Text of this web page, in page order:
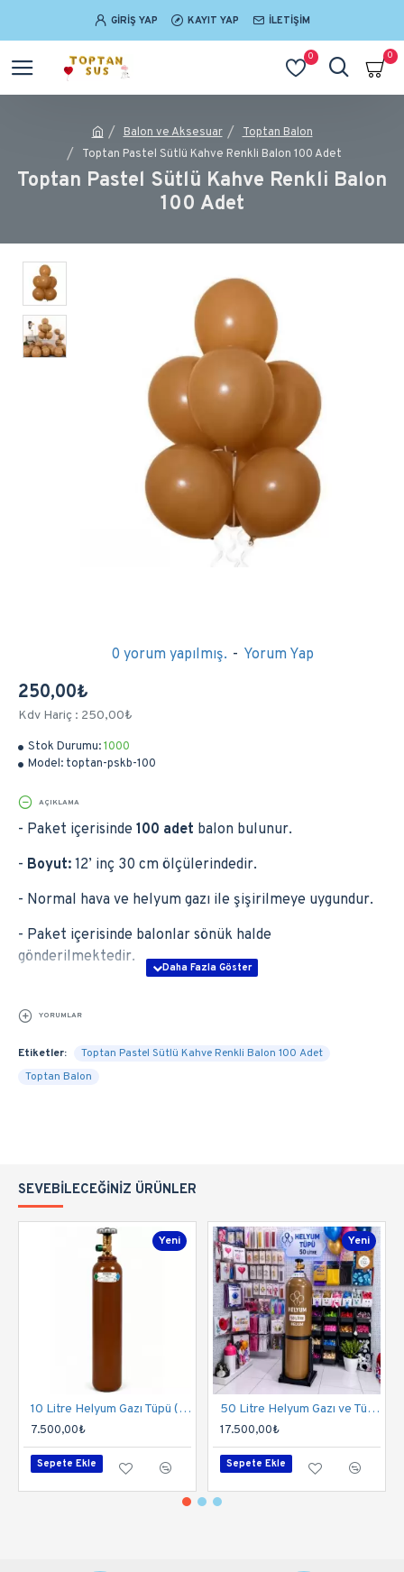
GIRIŞ YAP KAYIT YAP İLETIŞIM
0 0
Balon ve Aksesuar
Toptan Balon
Toptan Pastel Sütlü Kahve Renkli Balon 100 Adet
Toptan Pastel Sütlü Kahve Renkli Balon
100 Adet
Stok Durumu:1000
Model: toptan-pskb-100
0 yorum yapılmış. - Yorum Yap
250,00₺
Kdv Hariç : 250,00₺
AÇIKLAMA
- Paket içerisinde 100 adet balon bulunur.
- Boyut: 12’ inç 30 cm ölçülerindedir.
- Normal hava ve helyum gazı ile şişirilmeye uygundur.
- Paket içerisinde balonlar sönük halde
gönderilmektedir.
YORUMLAR
Etiketler:
Toptan Pastel Sütlü Kahve Renkli Balon 100 Adet
Toptan Balon
SEVEBILECEĞINIZ ÜRÜNLER
Yeni
10 Litre Helyum Gazı Tüpü (%99,9 Saflık) | 130-150 Balon Kapasitesi
7.500,00₺
Sepete Ekle
Yeni
50 Litre Helyum Gazı ve Tüpü (%99,9 Saflık) | 800-900 Balon Kapasitesi
17.500,00₺
Sepete Ekle